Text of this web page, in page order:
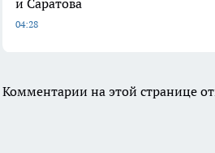
и Саратова
04:28
Комментарии на этой странице